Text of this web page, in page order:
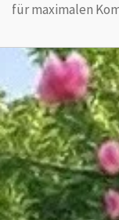
für maximalen